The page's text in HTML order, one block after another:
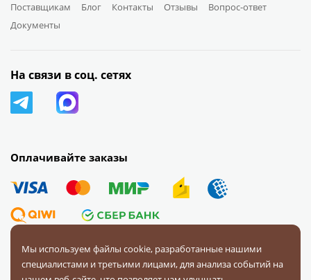
Поставщикам
Блог Контакты Отзывы
Вопрос-ответ
Документы
Оплачивайте заказы
На связи в соц. сетях
© 2008 — 2026 Первая Фурнитурная Компания.Все права
Мы используем файлы cookie, разработанные нашими
специалистами и третьими лицами, для анализа событий на